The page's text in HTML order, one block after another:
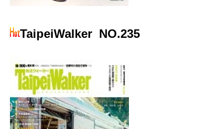
TaipeiWalker NO.235